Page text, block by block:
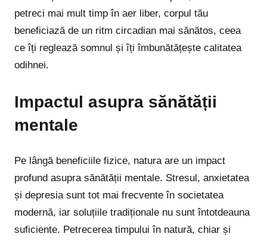
petreci mai mult timp în aer liber, corpul tău
beneficiază de un ritm circadian mai sănătos, ceea
ce îți reglează somnul și îți îmbunătățește calitatea
odihnei.
Impactul asupra sănătății
mentale
Pe lângă beneficiile fizice, natura are un impact
profund asupra sănătății mentale. Stresul, anxietatea
și depresia sunt tot mai frecvente în societatea
modernă, iar soluțiile tradiționale nu sunt întotdeauna
suficiente. Petrecerea timpului în natură, chiar și